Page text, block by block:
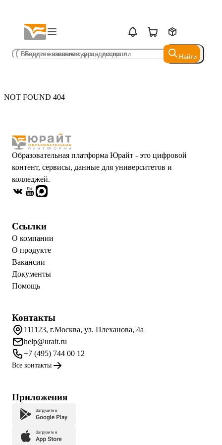
Найти
Найти
NOT FOUND 404
Образовательная платформа Юрайт - это цифровой
контент, сервисы, данные для университетов и
колледжей.
Ссылки
О компании
О продукте
Вакансии
Документы
Помощь
Контакты
111123, г.Москва, ул. Плеханова, 4а
help@urait.ru
+7 (495) 744 00 12
Все контакты
Приложения